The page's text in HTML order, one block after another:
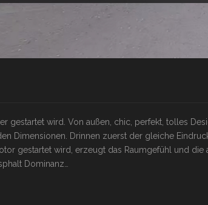
gestartet wird. Von außen, chic, perfekt, tolles
Dimensionen. Drinnen zuerst der gleiche
gestartet wird, erzeugt das Raumgefühl und
Dominanz…